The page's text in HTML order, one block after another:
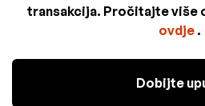
transakcija. Pročitajte više
ovdje.
Dobijte